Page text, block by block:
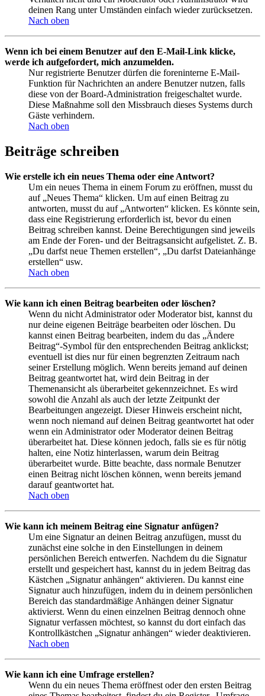
deinen Rang unter Umständen einfach wieder zurücksetzen.
Nach oben
Wenn ich bei einem Benutzer auf den E-Mail-Link klicke,
werde ich aufgefordert, mich anzumelden.
Nur registrierte Benutzer dürfen die foreninterne E-Mail-
Funktion für Nachrichten an andere Benutzer nutzen, falls
diese von der Board-Administration freigeschaltet wurde.
Diese Maßnahme soll den Missbrauch dieses Systems durch
Gäste verhindern.
Nach oben
Beiträge schreiben
Wie erstelle ich ein neues Thema oder eine Antwort?
Um ein neues Thema in einem Forum zu eröffnen, musst du
auf „Neues Thema“ klicken. Um auf einen Beitrag zu
antworten, musst du auf „Antworten“ klicken. Es könnte sein,
dass eine Registrierung erforderlich ist, bevor du einen
Beitrag schreiben kannst. Deine Berechtigungen sind jeweils
am Ende der Foren- und der Beitragsansicht aufgelistet. Z. B.
„Du darfst neue Themen erstellen“, „Du darfst Dateianhänge
erstellen“ usw.
Nach oben
Wie kann ich einen Beitrag bearbeiten oder löschen?
Wenn du nicht Administrator oder Moderator bist, kannst du
nur deine eigenen Beiträge bearbeiten oder löschen. Du
kannst einen Beitrag bearbeiten, indem du das „Ändere
Beitrag“-Symbol für den entsprechenden Beitrag anklickst;
eventuell ist dies nur für einen begrenzten Zeitraum nach
seiner Erstellung möglich. Wenn bereits jemand auf deinen
Beitrag geantwortet hat, wird dein Beitrag in der
Themenansicht als überarbeitet gekennzeichnet. Es wird
sowohl die Anzahl als auch der letzte Zeitpunkt der
Bearbeitungen angezeigt. Dieser Hinweis erscheint nicht,
wenn noch niemand auf deinen Beitrag geantwortet hat oder
wenn ein Administrator oder Moderator deinen Beitrag
überarbeitet hat. Diese können jedoch, falls sie es für nötig
halten, eine Notiz hinterlassen, warum dein Beitrag
überarbeitet wurde. Bitte beachte, dass normale Benutzer
einen Beitrag nicht löschen können, wenn bereits jemand
darauf geantwortet hat.
Nach oben
Wie kann ich meinem Beitrag eine Signatur anfügen?
Um eine Signatur an deinen Beitrag anzufügen, musst du
zunächst eine solche in den Einstellungen in deinem
persönlichen Bereich entwerfen. Nachdem du die Signatur
erstellt und gespeichert hast, kannst du in jedem Beitrag das
Kästchen „Signatur anhängen“ aktivieren. Du kannst eine
Signatur auch hinzufügen, indem du in deinem persönlichen
Bereich das standardmäßige Anhängen deiner Signatur
aktivierst. Wenn du einen einzelnen Beitrag dennoch ohne
Signatur verfassen möchtest, so kannst du dort einfach das
Kontrollkästchen „Signatur anhängen“ wieder deaktivieren.
Nach oben
Wie kann ich eine Umfrage erstellen?
Wenn du ein neues Thema eröffnest oder den ersten Beitrag